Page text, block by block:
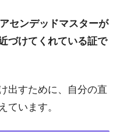
センデッドマスターが
づけてくれている証で
出すために、自分の直
ています。